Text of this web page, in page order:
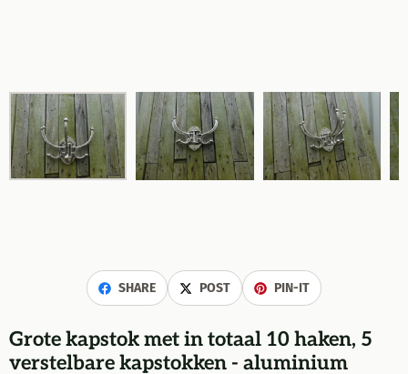
SHARE POST PIN-IT
Grote kapstok met in totaal 10 haken, 5
verstelbare kapstokken - aluminium